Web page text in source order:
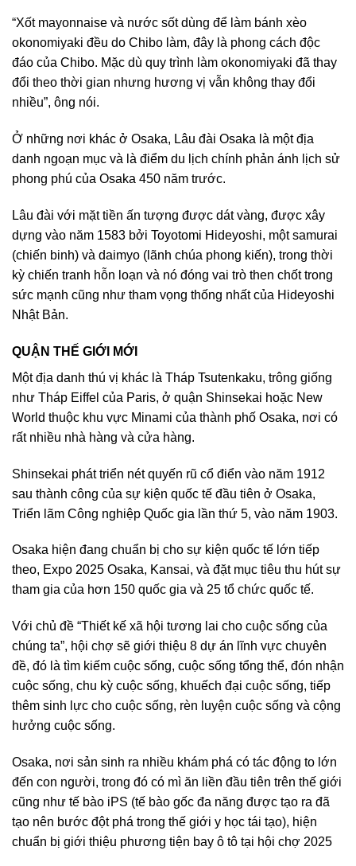
“Xốt mayonnaise và nước sốt dùng để làm bánh xèo
okonomiyaki đều do Chibo làm, đây là phong cách độc
đáo của Chibo. Mặc dù quy trình làm okonomiyaki đã thay
đổi theo thời gian nhưng hương vị vẫn không thay đổi
nhiều”, ông nói.
Ở những nơi khác ở Osaka, Lâu đài Osaka là một địa
danh ngoạn mục và là điểm du lịch chính phản ánh lịch sử
phong phú của Osaka 450 năm trước.
Lâu đài với mặt tiền ấn tượng được dát vàng, được xây
dựng vào năm 1583 bởi Toyotomi Hideyoshi, một samurai
(chiến binh) và daimyo (lãnh chúa phong kiến), trong thời
kỳ chiến tranh hỗn loạn và nó đóng vai trò then chốt trong
sức mạnh cũng như tham vọng thống nhất của Hideyoshi
Nhật Bản.
QUẬN THẾ GIỚI MỚI
Một địa danh thú vị khác là Tháp Tsutenkaku, trông giống
như Tháp Eiffel của Paris, ở quận Shinsekai hoặc New
World thuộc khu vực Minami của thành phố Osaka, nơi có
rất nhiều nhà hàng và cửa hàng.
Shinsekai phát triển nét quyến rũ cổ điển vào năm 1912
sau thành công của sự kiện quốc tế đầu tiên ở Osaka,
Triển lãm Công nghiệp Quốc gia lần thứ 5, vào năm 1903.
Osaka hiện đang chuẩn bị cho sự kiện quốc tế lớn tiếp
theo, Expo 2025 Osaka, Kansai, và đặt mục tiêu thu hút sự
tham gia của hơn 150 quốc gia và 25 tổ chức quốc tế.
Với chủ đề “Thiết kế xã hội tương lai cho cuộc sống của
chúng ta”, hội chợ sẽ giới thiệu 8 dự án lĩnh vực chuyên
đề, đó là tìm kiếm cuộc sống, cuộc sống tổng thể, đón nhận
cuộc sống, chu kỳ cuộc sống, khuếch đại cuộc sống, tiếp
thêm sinh lực cho cuộc sống, rèn luyện cuộc sống và cộng
hưởng cuộc sống.
Osaka, nơi sản sinh ra nhiều khám phá có tác động to lớn
đến con người, trong đó có mì ăn liền đầu tiên trên thế giới
cũng như tế bào iPS (tế bào gốc đa năng được tạo ra đã
tạo nên bước đột phá trong thế giới y học tái tạo), hiện
chuẩn bị giới thiệu phương tiện bay ô tô tại hội chợ 2025